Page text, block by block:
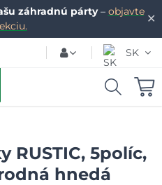
✕
záhradnú párty– objavte
SK
RUSTIC, 5políc,
hnedá